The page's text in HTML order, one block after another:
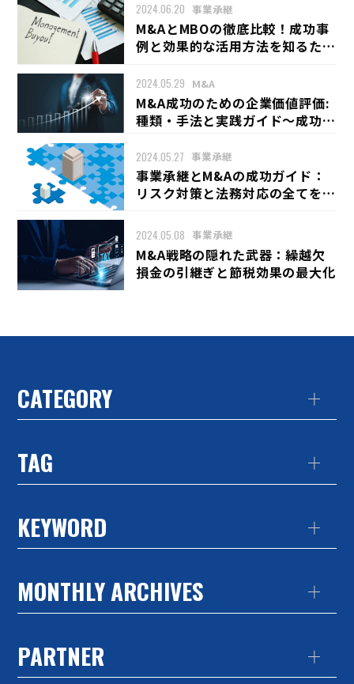
2024.06.20 事業承継
M&AとMBOの徹底比較！成功事
例と効果的な活用方法を知るため
2024.05.29 M&A
M&A成功のための企業価値評価:
種類・手法と実践ガイド〜成功に
2024.05.27 事業承継
事業承継とM&Aの成功ガイド：
リスク対策と法務対応の全てを網
2024.05.08 事業承継
M&A戦略の隠れた武器：繰越欠
損金の引継ぎと節税効果の最大化
CATEGORY
TAG
KEYWORD
MONTHLY ARCHIVES
PARTNER